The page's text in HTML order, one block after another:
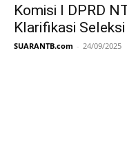
Komisi I DPRD
Klarifikasi
SUARANTB.com - 24/09/2025